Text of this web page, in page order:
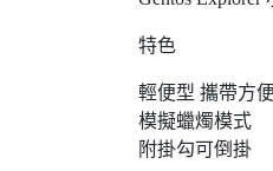
特色
輕
模
附掛勾可倒掛